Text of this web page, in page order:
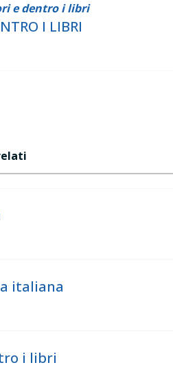
e dentro i libri
I LIBRI
italiana
i libri